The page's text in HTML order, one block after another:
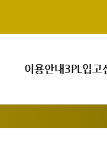
이용안내3PL입고